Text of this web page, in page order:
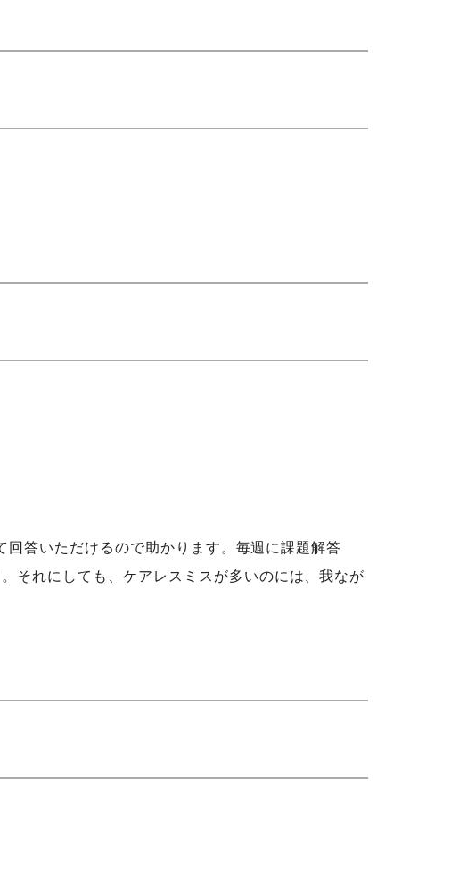
答いただけるので助かります。毎週に課題解答
それにしても、ケアレスミスが多いのには、我なが